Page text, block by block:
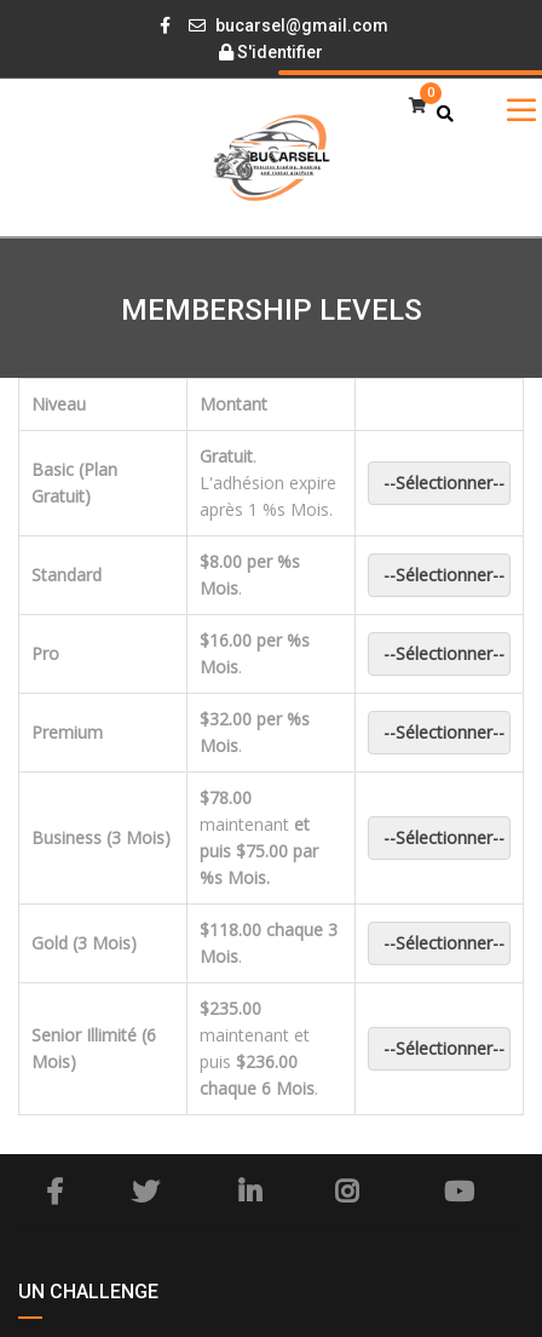
bucarsel@gmail.com
S'identifier
0
MEMBERSHIP LEVELS
Niveau Montant
Basic (Plan
Gratuit)
Gratuit.
L'adhésion expire
après 1 %s Mois.
--Sélectionner--
Standard
$8.00 per %s
Mois.
--Sélectionner--
Pro
$16.00 per %s
Mois.
--Sélectionner--
Premium
$32.00 per %s
Mois.
--Sélectionner--
Business (3 Mois)
$78.00
maintenant et
puis $75.00 par
%s Mois.
--Sélectionner--
Gold (3 Mois)
$118.00 chaque 3
Mois.
--Sélectionner--
Senior Illimité (6
Mois)
$235.00
maintenant et
puis $236.00
chaque 6 Mois.
--Sélectionner--
UN CHALLENGE